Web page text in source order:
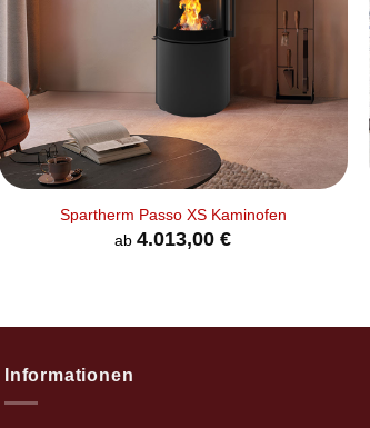
+
Spartherm Passo XS Kaminofen
ab4.013,00€
Informationen